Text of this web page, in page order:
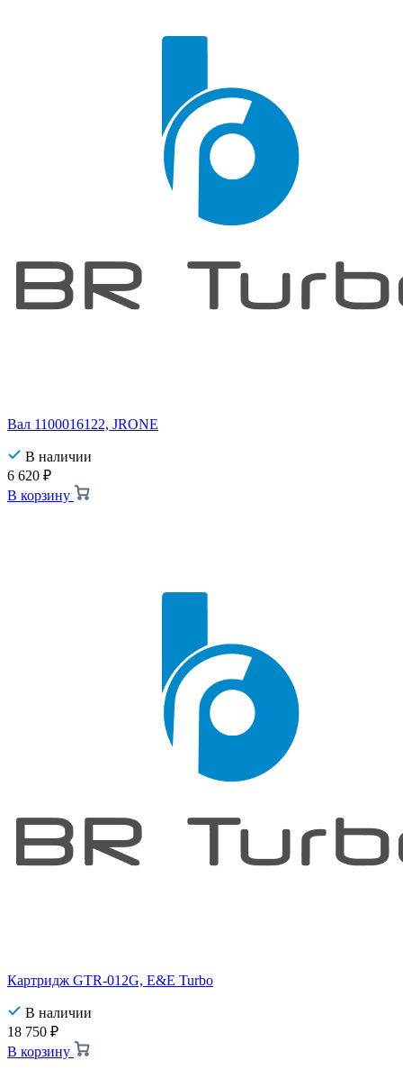
Вал 1100016122, JRONE
В наличии
6 620 ₽
В корзину
Картридж GTR-012G, E&E Turbo
В наличии
18 750 ₽
В корзину